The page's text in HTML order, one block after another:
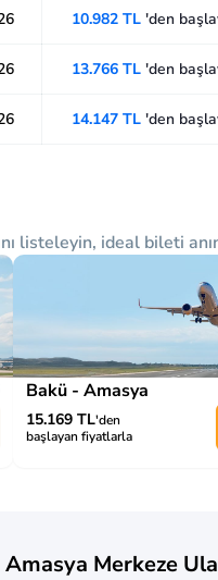
10.982 TL 'den
13.766 TL 'den
14.147 TL 'den
listeleyin, ideal bileti
Bakü - Amasya
15.169 TL'den
başlayan fiyatlarla
Merkeze